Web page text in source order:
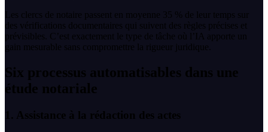
Les clercs de notaire passent en moyenne 35 % de leur temps sur
des vérifications documentaires qui suivent des règles précises et
prévisibles. C’est exactement le type de tâche où l’IA apporte un
gain mesurable sans compromettre la rigueur juridique.
Six processus automatisables dans une
étude notariale
1. Assistance à la rédaction des actes